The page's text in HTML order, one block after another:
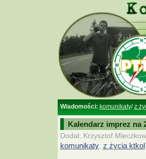
Wiadomości: komunikaty/z
Kalendarz imprez na
Dodał: Krzysztof
komunikaty, z życia ktkol